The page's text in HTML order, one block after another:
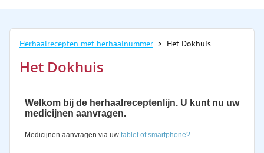
Herhaalrecepten met herhaalnummer > Het Dokhuis
Het Dokhuis